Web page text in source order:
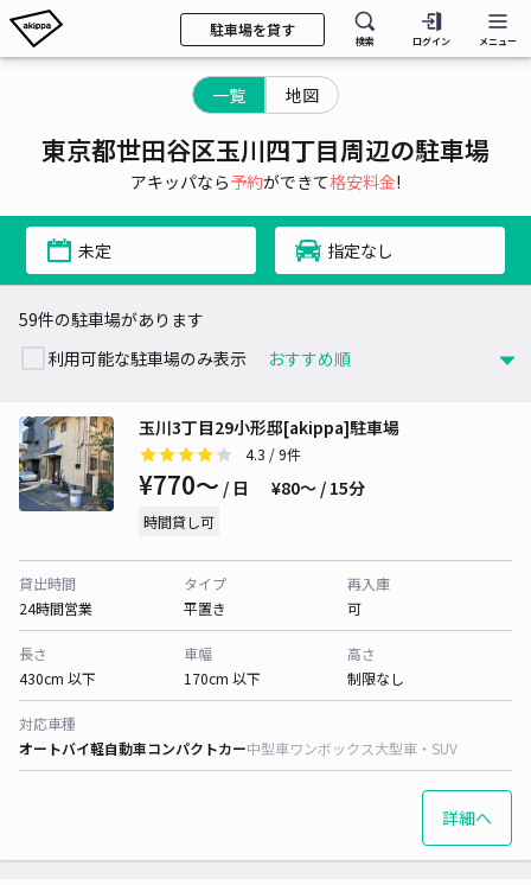
駐車場を貸す
検索 ログイン メニュー
一覧 地図
東京都世田谷区玉川四丁目周辺の駐車場
アキッパなら予約ができて格安料金!
未定 指定なし
59件の駐車場があります
利用可能な駐車場のみ表示
玉川3丁目29小形邸[akippa]駐車場
4.3 / 9件
¥770〜 / 日 ¥80〜 / 15分
時間貸し可
貸出時間
24時間営業
タイプ
平置き
再入庫
可
長さ
430cm 以下
車幅
170cm 以下
高さ
制限なし
対応車種
オートバイ軽自動車コンパクトカー中型車ワンボックス大型車・SUV
詳細へ